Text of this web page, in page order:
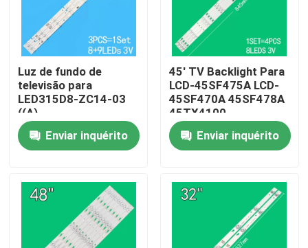
Casa
Produtos
Vídeos
Sobre nós
Luz de fundo de
televisão para
LED315D8-ZC14-03
((A)
315D3503V1W4C1BX2-
55917M
30331509207
Enviar inquérito
45' TV Backlight Para
LCD-45SF475A LCD-
45SF470A 45SF478A
45TX4100
3P45UM003 A0
3P45UM001 A9
ECHOM-0345UM002
Enviar inquérito